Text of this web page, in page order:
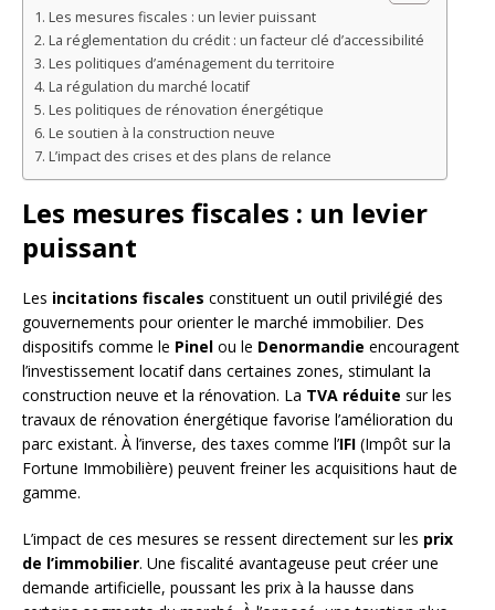
Les mesures fiscales : un levier puissant
La réglementation du crédit : un facteur clé d’accessibilité
Les politiques d’aménagement du territoire
La régulation du marché locatif
Les politiques de rénovation énergétique
Le soutien à la construction neuve
L’impact des crises et des plans de relance
Les mesures fiscales : un levier
puissant
Les incitations fiscales constituent un outil privilégié des
gouvernements pour orienter le marché immobilier. Des
dispositifs comme le Pinel ou le Denormandie encouragent
l’investissement locatif dans certaines zones, stimulant la
construction neuve et la rénovation. La TVA réduite sur les
travaux de rénovation énergétique favorise l’amélioration du
parc existant. À l’inverse, des taxes comme l’IFI (Impôt sur la
Fortune Immobilière) peuvent freiner les acquisitions haut de
gamme.
L’impact de ces mesures se ressent directement sur les prix
de l’immobilier. Une fiscalité avantageuse peut créer une
demande artificielle, poussant les prix à la hausse dans